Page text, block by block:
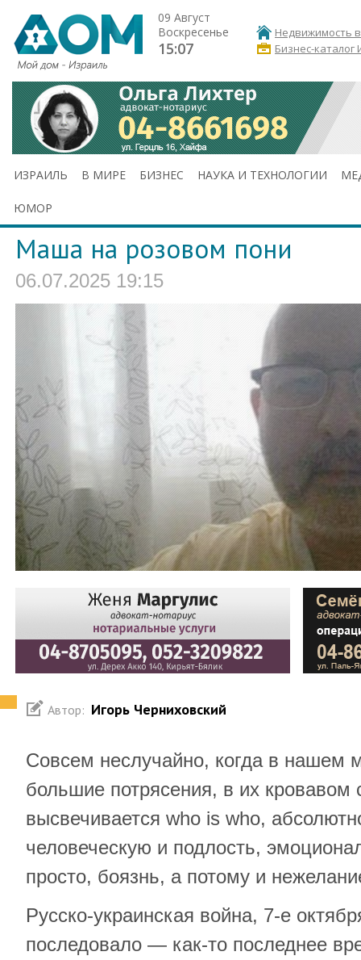
09 Август
Воскресенье
15:07
Недвижимость
Бизнес-каталог
ИЗРАИЛЬ В МИРЕ БИЗНЕС НАУКА И ТЕХНОЛОГИИ
ЮМОР
Маша на розовом пони
06.07.2025 19:15
Автор: Игорь Черниховский
Совсем неслучайно, когда в нашем
большие потрясения, в их кровавом
высвечивается who is who,
человеческую и подлость,
просто, боязнь, а потому и
Русско-украинская война, 7-е
последовало — как-то последнее